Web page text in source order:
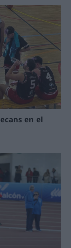
en el